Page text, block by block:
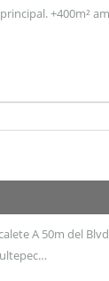
+400m²
A 50m del